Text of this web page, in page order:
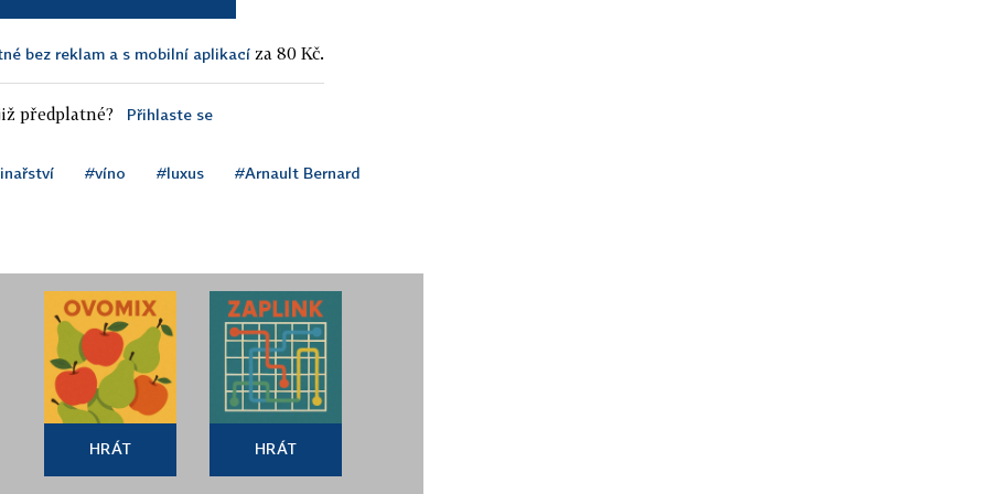
bez reklam a s mobilní aplikací za 80 Kč.
předplatné? Přihlaste se
#víno #luxus #Arnault Bernard
HRÁT HRÁT